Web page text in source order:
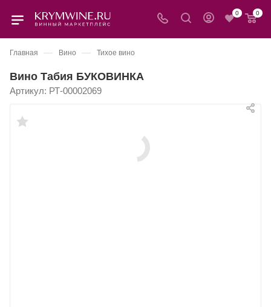
0 0
Главная — Вино — Тихое вино
Вино Табия БУКОВИНКА
Артикул: РТ-00002069